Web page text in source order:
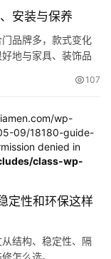
为复合实木门有如
安装与保养
品牌多，款式变化
地与家具、装饰品
、安装和保养实木
作为平衡层，以国
107
wp-
09/18180-guide-
denied in
class-wp-
定性和环保这样
结构、稳定性、隔
怎么选。